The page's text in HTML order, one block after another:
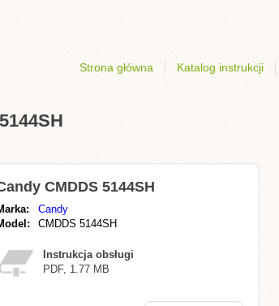
Strona główna Katalog instrukcji
CMDDS 5144SH
Candy
CMDDS 5144SH
Instrukcja obsługi
PDF, 1.77 MB